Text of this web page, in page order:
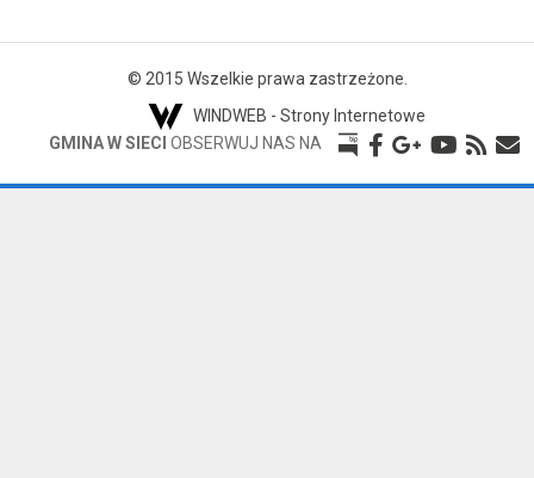
© 2015 Wszelkie prawa zastrzeżone.
WINDWEB - Strony Internetowe
GMINA W SIECI OBSERWUJ NAS NA